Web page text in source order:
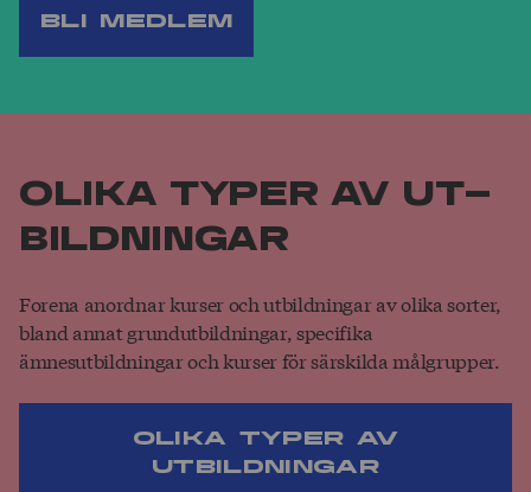
Bli medlem
Olika typer av ut­
bild­ningar
Forena anordnar kurser och utbildningar av olika sorter,
bland annat grundutbildningar, specifika
ämnesutbildningar och kurser för särskilda målgrupper.
Olika typer av
utbildningar